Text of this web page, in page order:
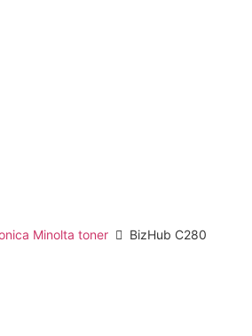
Minolta toner BizHub C280